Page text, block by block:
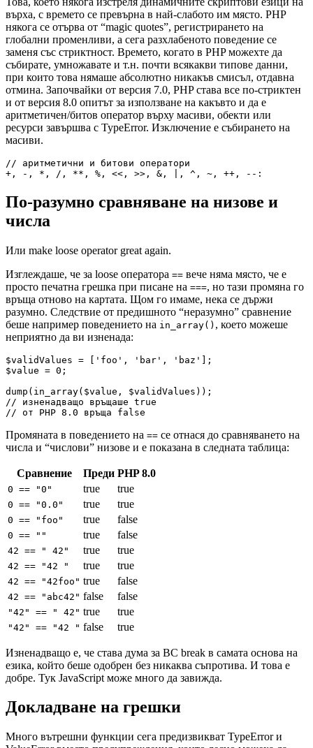
върха, с времето се превърна в най-слабото им място. PHP
някога се отърва от “magic quotes”, регистрирането на
глобални променливи, а сега разхлабеното поведение се
заменя със стриктност. Времето, когато в PHP можехте да
събирате, умножавате и т.н. почти всякакви типове данни,
при които това нямаше абсолютно никакъв смисъл, отдавна
отмина. Започвайки от версия 7.0, PHP става все по-стриктен
и от версия 8.0 опитът за използване на какъвто и да е
аритметичен/битов оператор върху масиви, обекти или
ресурси завършва с TypeError. Изключение е събирането на
масиви.
// аритметични и битови оператори
По-разумно сравняване на низове и
числа
Или make loose operator great again.
Изглеждаше, че за loose оператора == вече няма място, че е
просто печатна грешка при писане на ===, но тази промяна го
връща отново на картата. Щом го имаме, нека се държи
разумно. Следствие от предишното “неразумно” сравнение
беше например поведението на in_array() , което можеше
неприятно да ви изненада:
$validValues = ['foo', 'bar', 'baz'];
$value = 0;
dump(in_array($value, $validValues));
// изненадващо връщаше true
Промяната в поведението на == се отнася до сравняването на
числа и “числови” низове и е показана в следната таблица:
Сравнение Преди PHP 8.0
0 == "0" true true
0 == "0.0" true true
0 == "foo" true false
0 == "" true false
42 == " 42" true true
42 == "42 " true true
42 == "42foo" true false
42 == "abc42" false false
"42" == " 42" true true
"42" == "42 " false true
Изненадващо е, че става дума за BC break в самата основа на
езика, който беше одобрен без никаква съпротива. И това е
добре. Тук JavaScript може много да завижда.
Докладване на грешки
Много вътрешни функции сега предизвикват TypeError и